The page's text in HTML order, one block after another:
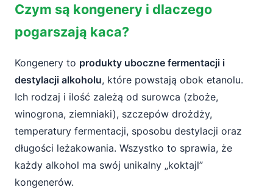
Czym są kongenery i dlaczego
pogarszają kaca?
Kongenery to produkty uboczne fermentacji i
destylacji alkoholu, które powstają obok etanolu.
Ich rodzaj i ilość zależą od surowca (zboże,
winogrona, ziemniaki), szczepów drożdży,
temperatury fermentacji, sposobu destylacji oraz
długości leżakowania. Wszystko to sprawia, że
każdy alkohol ma swój unikalny „koktajl”
kongenerów.